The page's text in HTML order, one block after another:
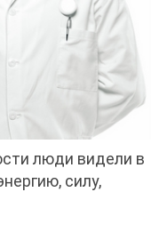
люди видели в
силу,